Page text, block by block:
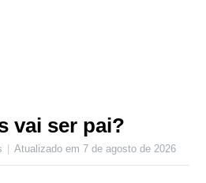
vai ser pai?
Atualizado em 7 de agosto de 2026